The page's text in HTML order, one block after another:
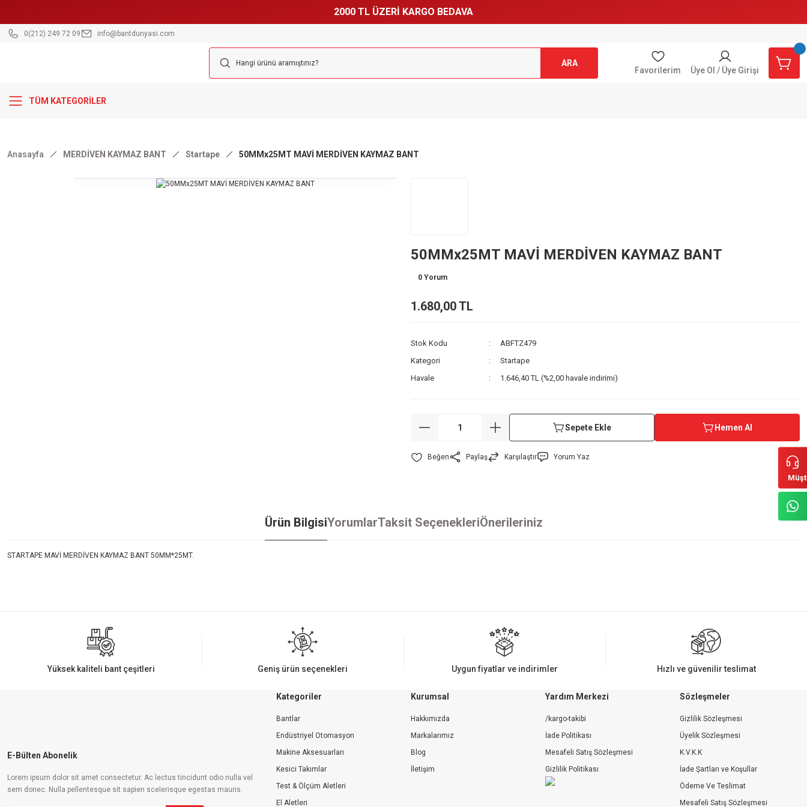
2000 TL ÜZERİ KARGO BEDAVA
0(212) 249 72 09 info@bantdunyasi.com
ARA
Favorilerim Üye Ol / Üye Girişi
TÜM KATEGORİLER
Anasayfa MERDİVEN KAYMAZ BANT Startape 50MMx25MT MAVİ MERDİVEN KAYMAZ BANT
50MMx25MT MAVİ MERDİVEN KAYMAZ BANT
0 Yorum
1.680,00 TL
Stok Kodu
ABFTZ479
Kategori
Startape
Havale
1.646,40 TL (%2,00 havale indirimi)
Sepete Ekle Hemen Al
Paylaş Karşılaştır Yorum Yaz
Ürün BilgisiYorumlarTaksit SeçenekleriÖnerileriniz
STARTAPE MAVİ MERDİVEN KAYMAZ BANT 50MM*25MT.
Ürün resmi kalitesiz, bozuk veya görüntülenemiyor.
Ürün açıklamasında eksik bilgiler bulunuyor.
Gönder
Yüksek kaliteli bant çeşitleri Geniş ürün seçenekleri Uygun fiyatlar ve indirimler Hızlı ve güvenilir teslimat
E-Bülten Abonelik
Lorem ipsum dolor sit amet consectetur. Ac lectus tincidunt odio nulla vel
sem donec. Nulla pellentesque sit sapien scelerisque egestas mauris.
Kategoriler
Bantlar
Endüstriyel Otomasyon
Makine Aksesuarları
Kesici Takımlar
Test & Ölçüm Aletleri
El Aletleri
Kurumsal
Hakkımızda
Markalarımız
Blog
İletişim
Yardım Merkezi
/kargo-takibi
İade Politikası
Mesafeli Satış Sözleşmesi
Gizlilik Politikası
Sözleşmeler
Gizlilik Sözleşmesi
Üyelik Sözleşmesi
K.V.K.K
İade Şartları ve Koşullar
Ödeme Ve Teslimat
Mesafeli Satış Sözleşmesi